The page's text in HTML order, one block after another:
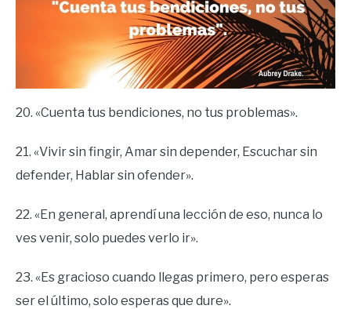
20. «Cuenta tus bendiciones, no tus problemas».
21. «Vivir sin fingir, Amar sin depender, Escuchar sin
defender, Hablar sin ofender».
22. «En general, aprendí una lección de eso, nunca lo
ves venir, solo puedes verlo ir».
23. «Es gracioso cuando llegas primero, pero esperas
ser el último, solo esperas que dure».